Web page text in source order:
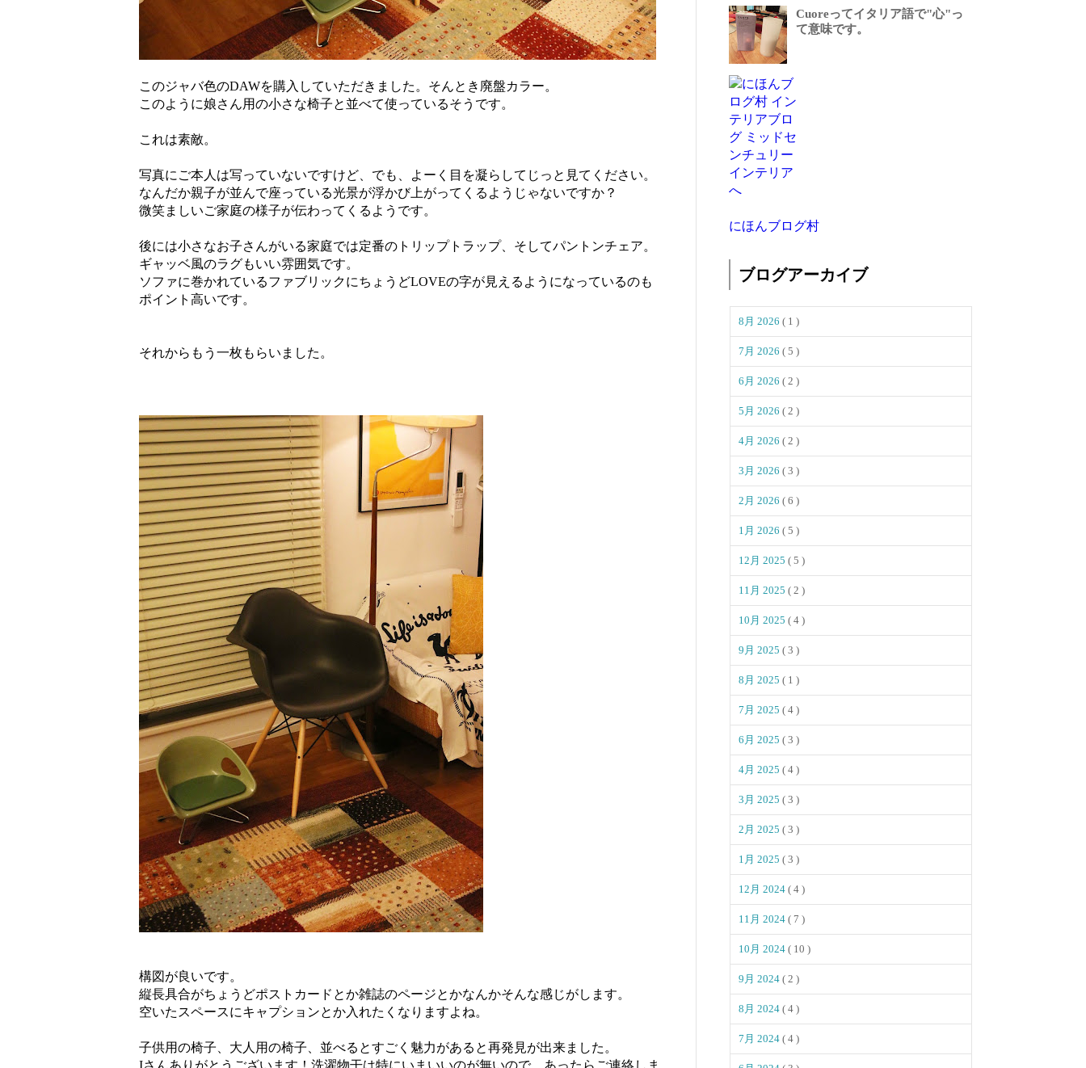
このジャバ色のDAWを購入していただきました。そんとき廃盤カラー。
このように娘さん用の小さな椅子と並べて使っているそうです。
これは素敵。
写真にご本人は写っていないですけど、でも、よーく目を凝らしてじっと見てください。
なんだか親子が並んで座っている光景が浮かび上がってくるようじゃないですか？
微笑ましいご家庭の様子が伝わってくるようです。
後には小さなお子さんがいる家庭では定番のトリップトラップ、そしてパントンチェア。
ギャッベ風のラグもいい雰囲気です。
ソファに巻かれているファブリックにちょうどLOVEの字が見えるようになっているのも
ポイント高いです。
それからもう一枚もらいました。
構図が良いです。
縦長具合がちょうどポストカードとか雑誌のページとかなんかそんな感じがします。
空いたスペースにキャプションとか入れたくなりますよね。
子供用の椅子、大人用の椅子、並べるとすごく魅力があると再発見が出来ました。
Iさんありがとうございます！洗濯物干は特にいまいいのが無いので、あったらご連絡しま
Cuoreってイタリア語で"心"っ
て意味です。
にほんブログ村
ブログアーカイブ
8月 2026 ( 1 )
7月 2026 ( 5 )
6月 2026 ( 2 )
5月 2026 ( 2 )
4月 2026 ( 2 )
3月 2026 ( 3 )
2月 2026 ( 6 )
1月 2026 ( 5 )
12月 2025 ( 5 )
11月 2025 ( 2 )
10月 2025 ( 4 )
9月 2025 ( 3 )
8月 2025 ( 1 )
7月 2025 ( 4 )
6月 2025 ( 3 )
4月 2025 ( 4 )
3月 2025 ( 3 )
2月 2025 ( 3 )
1月 2025 ( 3 )
12月 2024 ( 4 )
11月 2024 ( 7 )
10月 2024 ( 10 )
9月 2024 ( 2 )
8月 2024 ( 4 )
7月 2024 ( 4 )